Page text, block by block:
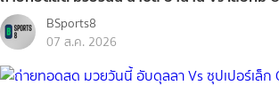
BSports8
07 ส.ค. 2026